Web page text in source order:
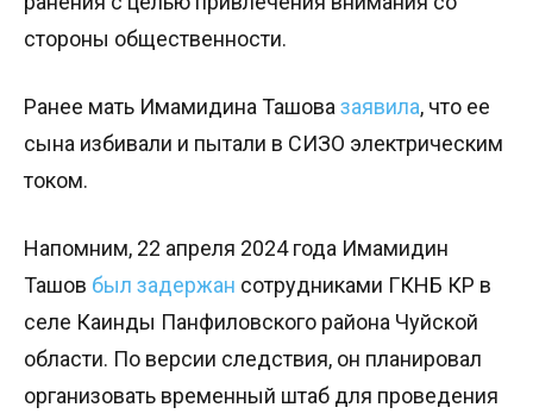
стороны общественности.
Ранее мать Имамидина Ташовазаявила, что ее
сына избивали и пытали в СИЗО электрическим
током.
Напомним, 22 апреля 2024 года Имамидин
Ташов был задержан сотрудниками ГКНБ КР в
селе Каинды Панфиловского района Чуйской
области. По версии следствия, он планировал
организовать временный штаб для проведения